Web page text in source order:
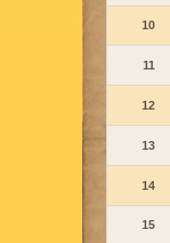
10
11
12
13
14
15